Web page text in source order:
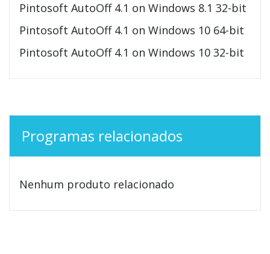
Pintosoft AutoOff 4.1 on Windows 8.1 32-bit
Pintosoft AutoOff 4.1 on Windows 10 64-bit
Pintosoft AutoOff 4.1 on Windows 10 32-bit
Programas relacionados
Nenhum produto relacionado